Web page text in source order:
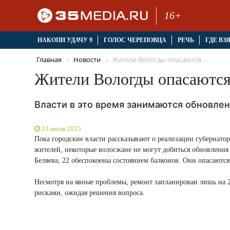
16+
НАКОПИ УДАЧУ 9 ГОЛОС ЧЕРЕПОВЦА РЕЧЬ ГДЕ
Главная Новости Жители Вологды опасаются ...
Жители Вологды
Власти в это время занимаются
23 июля 2025
Пока городские власти рассказывают о реализации
жителей, некоторые вологжане не могут добиться
Беляева, 22 обеспокоены состоянием балконов. Они
Несмотря на явные проблемы, ремонт запланирован лишь
рисками, ожидая решения вопроса.